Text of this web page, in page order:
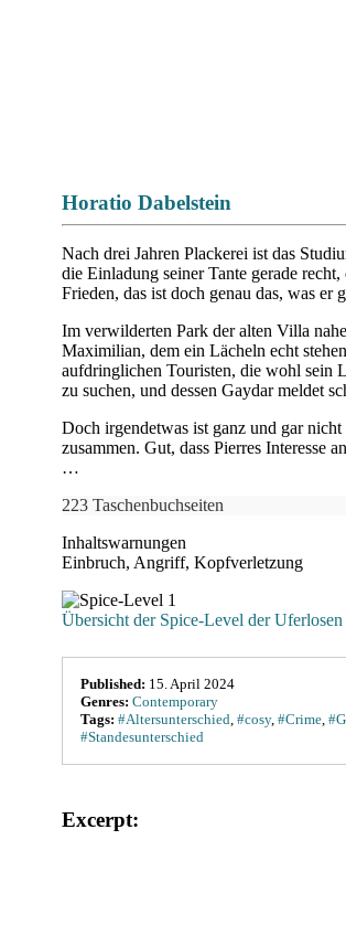
Horatio Dabelstein
Nach drei Jahren Plackerei ist das
die Einladung seiner Tante gerade
Frieden, das ist doch genau das, was er
Im verwilderten Park der alten Villa
Maximilian, dem ein Lächeln echt
aufdringlichen Touristen, die wohl sein
zu suchen, und dessen Gaydar meldet
Doch irgendetwas ist ganz und gar
zusammen. Gut, dass Pierres Interesse
…
223 Taschenbuchseiten
Inhaltswarnungen
Einbruch, Angriff, Kopfverletzung
Übersicht der Spice-Level der Uferlosen
Published: 15. April 2024
Genres: Contemporary
Tags: #Altersunterschied,#cosy,#Crime,
#Standesunterschied
Excerpt: